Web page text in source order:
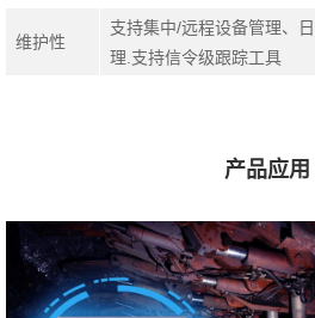
维护性
支持集中/远程设备管理、
理.支持信令级跟踪工具
产品应用